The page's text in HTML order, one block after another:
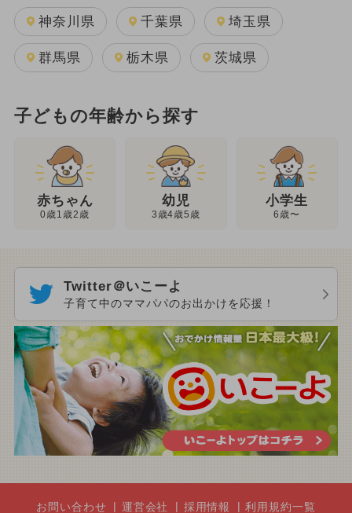
神奈川県 千葉県 埼玉県
群馬県 栃木県 茨城県
子どもの年齢から探す
赤ちゃん
0歳1歳2歳
幼児
3歳4歳5歳
小学生
6歳〜
Twitter＠いこーよ
子育て中のママパパのお出かけを応援！
お問い合わせ 運営会社 採用情報 利用規約一覧